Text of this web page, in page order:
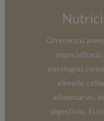
Ofrecemos
especializado
patologías
elevado,
alimentarias,
digestivos. El